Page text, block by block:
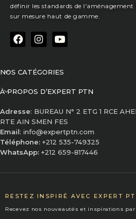
définir les standards de
sur mesure haut de gamme.
NOS CATÉGORIES
À PROPOS D’EXPERT PTN
Adresse: BUREAU N° 2 ETG 1 RCE
RTE AIN SMEN FES
Email: info@expertptn.com
Téléphone: +212 535-749325
WhatsApp: +212 659-817446
RESTEZ INSPIRÉ AVEC EXPERT
Recevez nos nouveautés et inspirations